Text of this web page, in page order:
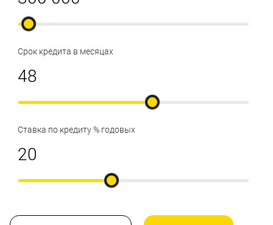
Срок кредита в месяцах
Ставка по кредиту % годовых